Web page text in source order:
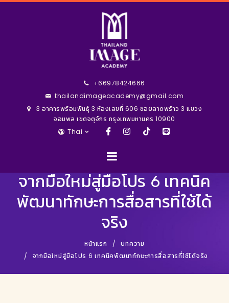
+66978424666
thailandimageacademy@gmail.com
3 อาคารพร้อมพันธุ์ 3 ห้องเลขที่ 606 ซอยลาดพร้าว 3 แขวง
จอมพล เขตจตุจักร กรุงเทพมหานคร 10900
Thai
จากมือใหม่สู่มือโปร 6 เทคนิค
พัฒนาทักษะการสื่อสารที่ใช้ได้
จริง
หน้าแรก
บทความ
จากมือใหม่สู่มือโปร 6 เทคนิคพัฒนาทักษะการสื่อสารที่ใช้ได้จริง